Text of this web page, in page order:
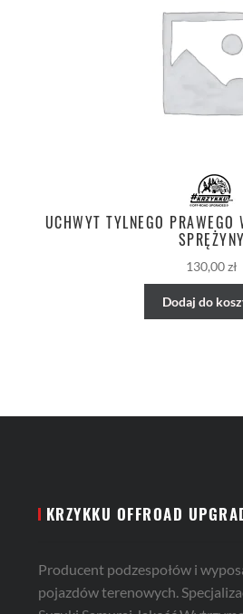
UCHWYT TYLNEGO PRAWEGO
SPRĘŻYNY
130,00zł
Dodaj do
KRZYKKU OFFROAD
Producent podzespołów i
pojazdów terenowych.